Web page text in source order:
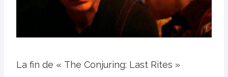
La fin de « The Conjuring: Last Rites »